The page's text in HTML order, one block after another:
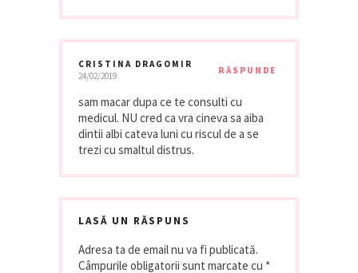
CRISTINA DRAGOMIR
24/02/2019
RĂSPUNDE
sam macar dupa ce te consulti cu
medicul. NU cred ca vra cineva sa aiba
dintii albi cateva luni cu riscul de a se
trezi cu smaltul distrus.
LASĂ UN RĂSPUNS
Adresa ta de email nu va fi publicată.
Câmpurile obligatorii sunt marcate cu *